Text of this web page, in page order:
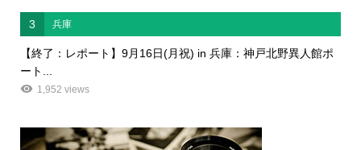
3 兵庫
【終了：レポート】9月16日(月祝) in 兵庫：神戸北野異人館ポ
ート...
1,952 views